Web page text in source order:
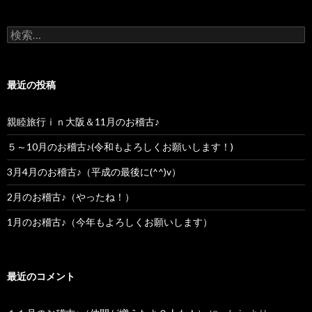
検索:
最近の投稿
親睦旅行ｉｎ大阪＆11月のお稽古♪
５～10月のお稽古♪(令和もよろしくお願いします！)
3月4月のお稽古♪（平成の最後に(^^)v）
2月のお稽古♪（やったね！）
1月のお稽古♪（今年もよろしくお願いします）
最近のコメント